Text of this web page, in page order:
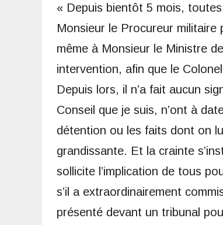
« Depuis bientôt 5 mois,
Monsieur le Procureur
même à Monsieur le Ministre
intervention, afin que le
Depuis lors, il n’a fait aucun
Conseil que je suis, n’ont à
détention ou les faits dont on
grandissante. Et la crainte
sollicite l’implication de tous
s’il a extraordinairement
présenté devant un tribunal